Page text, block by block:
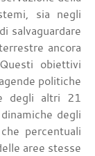
sia negli
salvaguardare
ancora
obiettivi
politiche
degli altri 21
degli
percentuali
aree stesse